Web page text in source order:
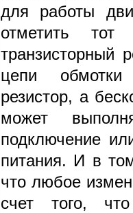
для работы
отметить
транзисторный
цепи обмотки
резистор, а
может
подключение
питания. И в
что любое
счет того,